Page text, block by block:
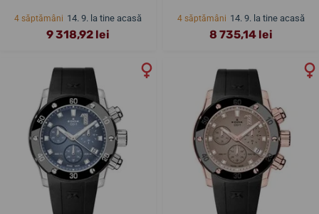
4 săptămâni 14. 9. la tine acasă
9 318,92 lei
4 săptămâni 14. 9. la tine acasă
8 735,14 lei